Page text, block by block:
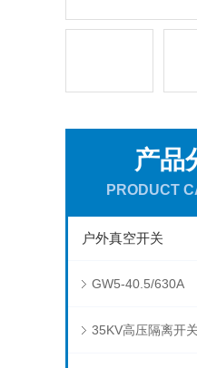
产品
PRODUCT
户外真空开关
GW5-40.5/630A
35KV高压隔离开关